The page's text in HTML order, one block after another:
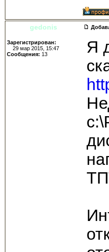
gedonis
Зарегистрирован:
29 мар 2015, 15:47
Сообщения: 13
Я